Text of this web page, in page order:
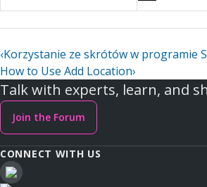
‹Korzystanie ze skrótów w programie
How to Use Add Location›
Talk with experts, learn, and
Join the Forum
CONNECT WITH US